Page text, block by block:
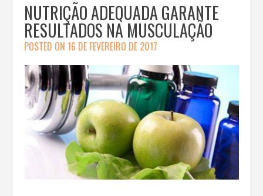
NUTRIÇÃO ADEQUADA GARANTE
RESULTADOS NA MUSCULAÇÃO
POSTED ON 16 DE FEVEREIRO DE 2017